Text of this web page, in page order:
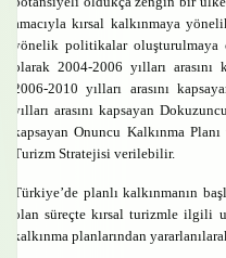
amacıyla kırsal kalkınmaya
yönelik politikalar oluşturulmaya
olarak 2004-2006 yılları
2006-2010 yılları arasını
yılları arasını kapsayan
kapsayan Onuncu Kalkınma
Turizm Stratejisi verilebilir.
Türkiye’de planlı kalkınmanın
olan süreçte kırsal turizmle ilgili
kalkınma planlarından